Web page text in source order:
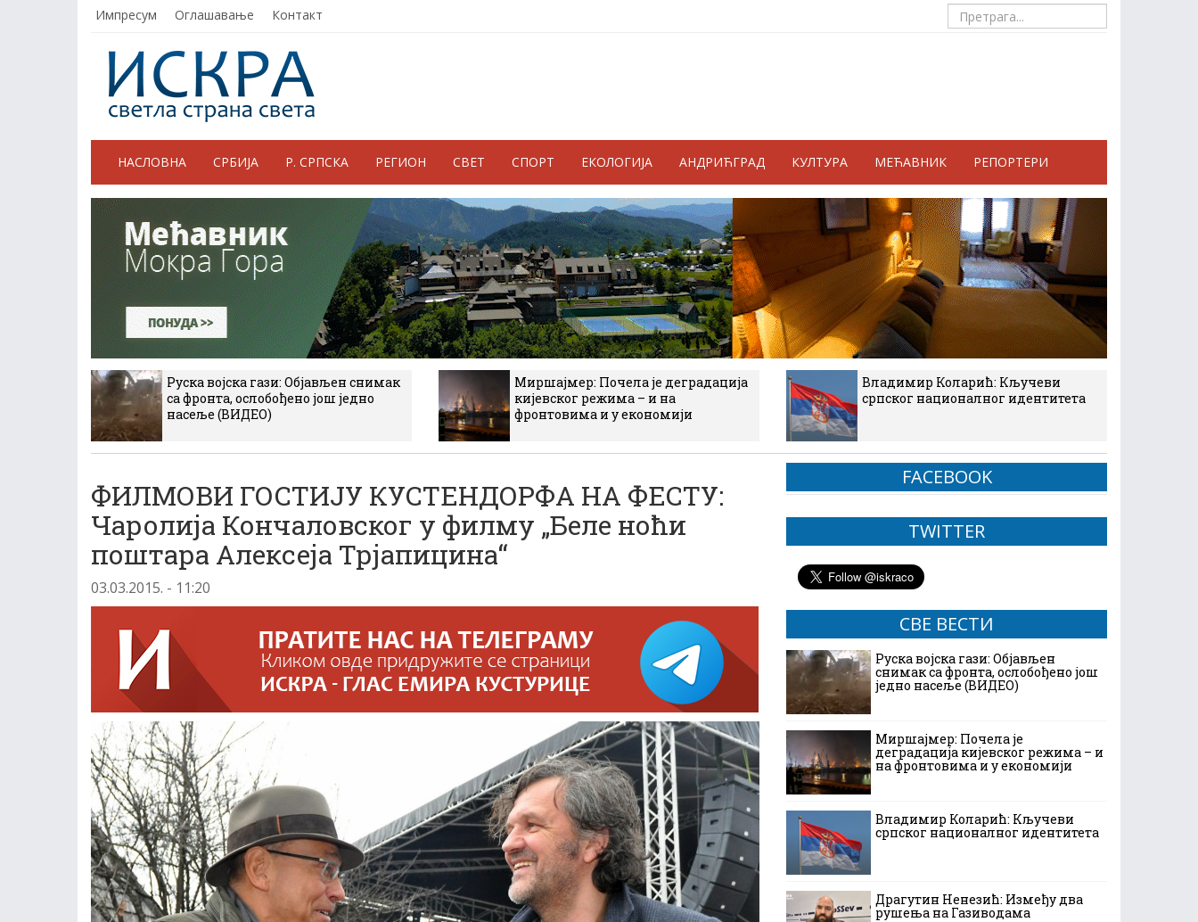
Импресум Оглашавање Контакт
НАСЛОВНА СРБИЈА Р. СРПСКА РЕГИОН СВЕТ СПОРТ ЕКОЛОГИЈА АНДРИЋГРАД КУЛТУРА МЕЋАВНИК РЕПОРТЕРИ
Руска војска гази: Објављен снимак
са фронта, ослобођено још једно
насеље (ВИДЕО)
Миршајмер: Почела је деградација
кијевског режима – и на
фронтовима и у економији
Владимир Коларић: Кључеви
српског националног идентитета
ФИЛМОВИ ГОСТИЈУ КУСТЕНДОРФА НА ФЕСТУ:
Чаролија Кончаловског у филму „Беле ноћи
поштара Алексеја Трјапицина“
03.03.2015. - 11:20
FACEBOOK
TWITTER
СВЕ ВЕСТИ
Руска војска гази: Објављен
снимак са фронта, ослобођено још
једно насеље (ВИДЕО)
Миршајмер: Почела је
деградација кијевског режима – и
на фронтовима и у економији
Владимир Коларић: Кључеви
српског националног идентитета
Драгутин Ненезић: Између два
рушења на Газиводама